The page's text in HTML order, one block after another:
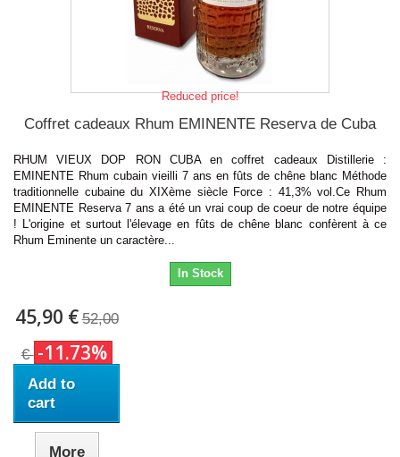
Reduced price!
Coffret cadeaux Rhum EMINENTE Reserva de Cuba
RHUM VIEUX DOP RON CUBA en coffret cadeaux Distillerie :
EMINENTE Rhum cubain vieilli 7 ans en fûts de chêne blanc Méthode
traditionnelle cubaine du XIXème siècle Force : 41,3% vol.Ce Rhum
EMINENTE Reserva 7 ans a été un vrai coup de coeur de notre équipe
! L'origine et surtout l'élevage en fûts de chêne blanc confèrent à ce
Rhum Eminente un caractère...
In Stock
45,90 € 52,00
€ -11.73%
Add to
cart
More